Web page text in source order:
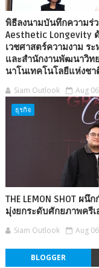
พิธีลงนามบันทึกความร่
Aesthetic Longevity
เวชศาสตร์ความงาม ร
และสำนักงานพัฒนาวิท
นาโนเทคโนโลยีแห่งชาติ
Siam Outlook Aug
ธุรกิจ
THE LEMON SHOT ผนึ
มุ่งยกระดับศักยภาพครีเ
Siam Outlook Aug
BLOGGER